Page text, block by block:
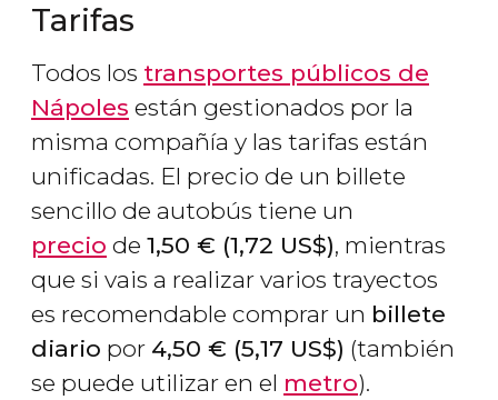
Tarifas
Todos los transportes públicos de
Nápoles están gestionados por la
misma compañía y las tarifas están
unificadas. El precio de un billete
sencillo de autobús tiene un
precio de 1,50 € (1,72 US$), mientras
que si vais a realizar varios trayectos
es recomendable comprar un billete
diario por 4,50 € (5,17 US$) (también
se puede utilizar en el metro).